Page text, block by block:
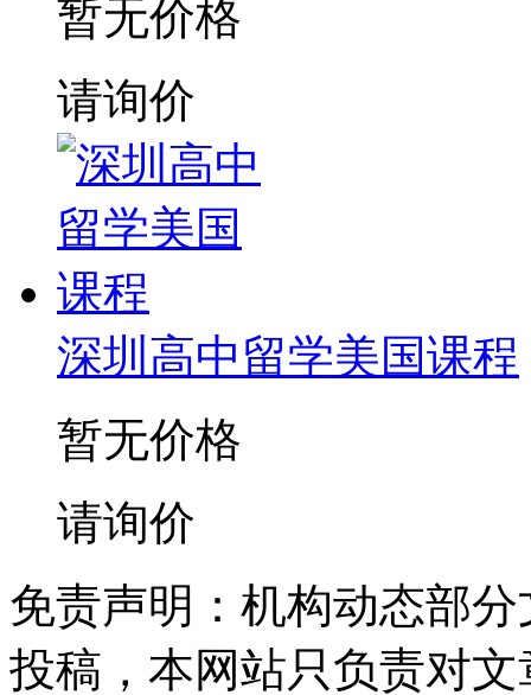
暂无价格
请询价
深圳高中留学美国课程
暂无价格
请询价
免责声明：机构动态部
投稿，本网站只负责对